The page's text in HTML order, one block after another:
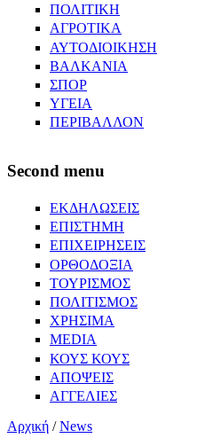
ΠΟΛΙΤΙΚΗ
ΑΓΡΟΤΙΚΑ
ΑΥΤΟΔΙΟΙΚΗΣΗ
ΒΑΛΚΑΝΙΑ
ΣΠΟΡ
ΥΓΕΙΑ
ΠΕΡΙΒΑΛΛΟΝ
Second menu
ΕΚΔΗΛΩΣΕΙΣ
ΕΠΙΣΤΗΜΗ
ΕΠΙΧΕΙΡΗΣΕΙΣ
ΟΡΘΟΔΟΞΙΑ
ΤΟΥΡΙΣΜΟΣ
ΠΟΛΙΤΙΣΜΟΣ
ΧΡΗΣΙΜΑ
MEDIA
ΚΟΥΣ ΚΟΥΣ
ΑΠΟΨΕΙΣ
ΑΓΓΕΛΙΕΣ
Αρχική /News